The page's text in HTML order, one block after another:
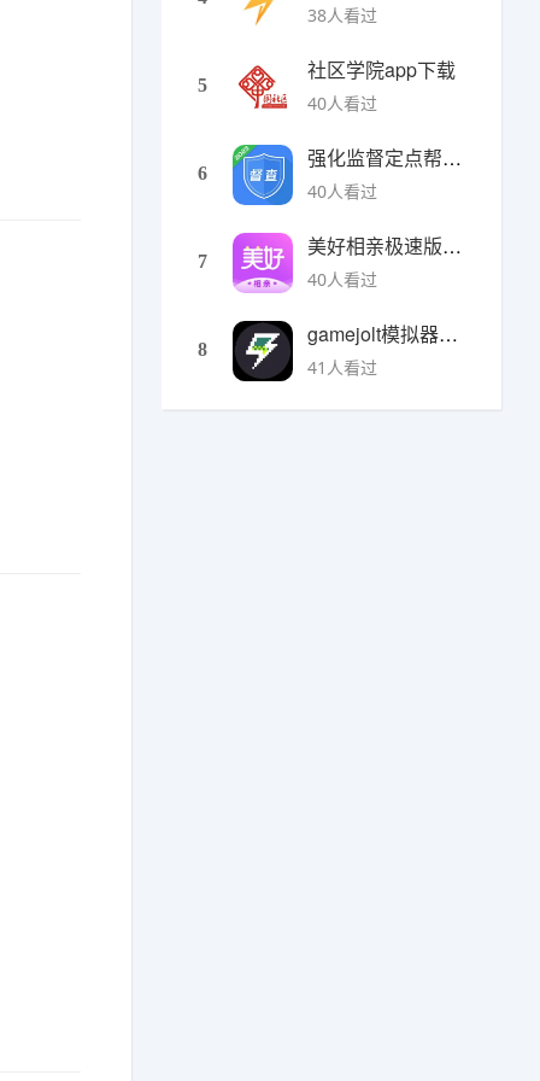
38人看过
5
社区学院app下载
40人看过
6
强化监督定点帮扶下载
40人看过
7
美好相亲极速版下载
40人看过
8
gamejolt模拟器下载
41人看过